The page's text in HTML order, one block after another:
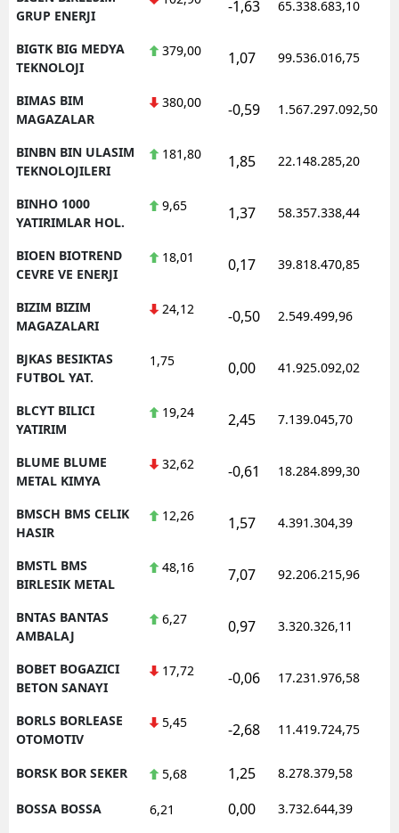
GRUP ENERJI
-1,63 65.338.683,10
BIGTK BIG MEDYA
TEKNOLOJI
379,00 1,07 99.536.016,75
BIMAS BIM
MAGAZALAR
380,00 -0,59 1.567.297.092,50
BINBN BIN ULASIM
TEKNOLOJILERI
181,80 1,85 22.148.285,20
BINHO 1000
YATIRIMLAR HOL.
9,65 1,37 58.357.338,44
BIOEN BIOTREND
CEVRE VE ENERJI
18,01 0,17 39.818.470,85
BIZIM BIZIM
MAGAZALARI
24,12 -0,50 2.549.499,96
BJKAS BESIKTAS
FUTBOL YAT.
1,75 0,00 41.925.092,02
BLCYT BILICI
YATIRIM
19,24 2,45 7.139.045,70
BLUME BLUME
METAL KIMYA
32,62 -0,61 18.284.899,30
BMSCH BMS CELIK
HASIR
12,26 1,57 4.391.304,39
BMSTL BMS
BIRLESIK METAL
48,16 7,07 92.206.215,96
BNTAS BANTAS
AMBALAJ
6,27 0,97 3.320.326,11
BOBET BOGAZICI
BETON SANAYI
17,72 -0,06 17.231.976,58
BORLS BORLEASE
OTOMOTIV
5,45 -2,68 11.419.724,75
BORSK BOR SEKER 5,68 1,25 8.278.379,58
BOSSA BOSSA 6,21 0,00 3.732.644,39